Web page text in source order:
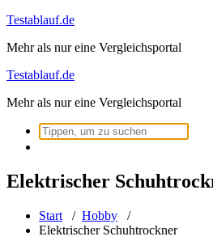
Zum
springen
Testablauf.de
Mehr als nur eine Vergleichsportal
Testablauf.de
Mehr als nur eine Vergleichsportal
Suchen
nach:
Elektrischer
Start / Hobby /
Elektrischer Schuhtrockner